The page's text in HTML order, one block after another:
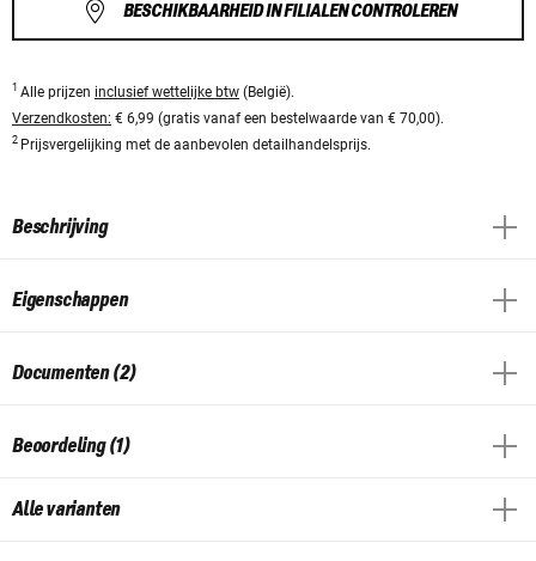
BESCHIKBAARHEID IN FILIALEN CONTROLEREN
1 Alle prijzen inclusief wettelijke btw (België).
Verzendkosten: € 6,99 (gratis vanaf een bestelwaarde van € 70,00).
2 Prijsvergelijking met de aanbevolen detailhandelsprijs.
Beschrijving
Eigenschappen
Documenten (2)
Beoordeling (1)
Alle varianten